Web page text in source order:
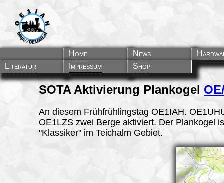
Home News
Literatur
Impressum Shop
SOTA Aktivierung Plankogel
An diesem Frühfrühlingstag OE1IAH.
OE1LZS zwei Berge aktiviert. Der Plankogel
"Klassiker" im Teichalm Gebiet.